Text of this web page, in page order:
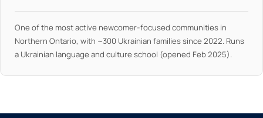
One of the most active newcomer-focused communities in
Northern Ontario, with ~300 Ukrainian families since 2022. Runs
a Ukrainian language and culture school (opened Feb 2025).